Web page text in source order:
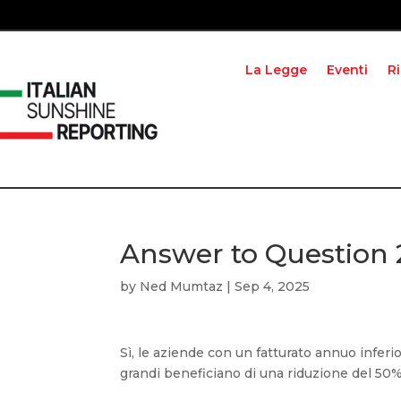
La Legge Eventi
Answer to Question
by Ned Mumtaz |Sep 4, 2025
Sì, le aziende con un fatturato annuo
grandi beneficiano di una riduzione del